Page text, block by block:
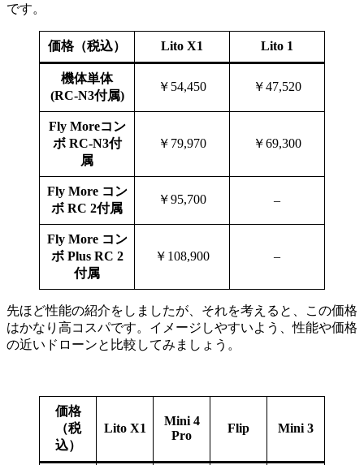
です。
価格（税込） Lito X1 Lito 1
機体単体
(RC-N3付属)
￥54,450 ￥47,520
Fly Moreコン
ボ RC-N3付
属
￥79,970 ￥69,300
Fly More コン
ボ RC 2付属
￥95,700 –
Fly More コン
ボ Plus RC 2
付属
￥108,900 –
先ほど性能の紹介をしましたが、それを考えると、この価格
はかなり高コスパです。イメージしやすいよう、性能や価格
の近いドローンと比較してみましょう。
価格
（税
込）
Lito X1
Mini 4
Pro
Flip Mini 3